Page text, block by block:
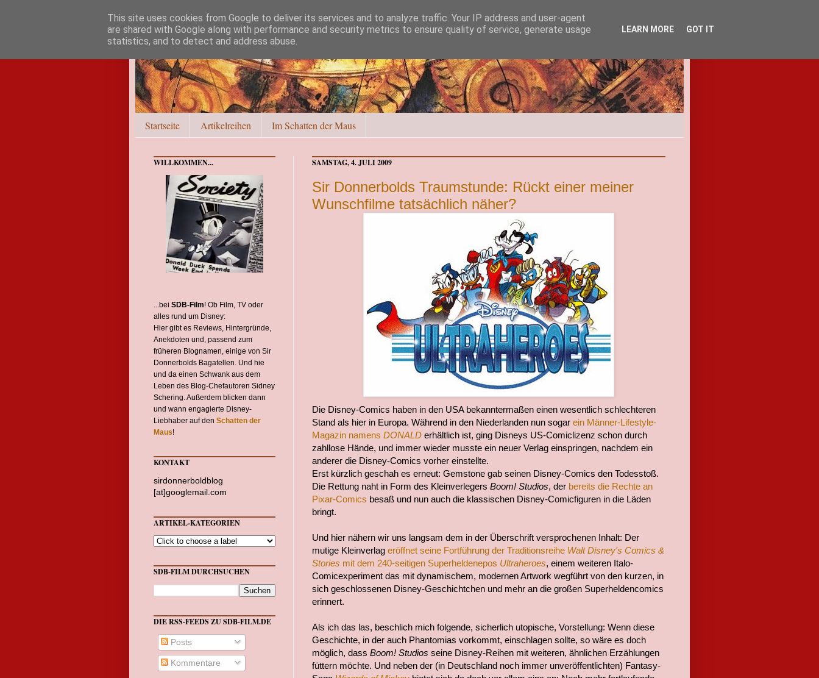
Startseite Artikelreihen Im Schatten der Maus
SAMSTAG, 4. JULI 2009
Sir Donnerbolds Traumstunde: Rückt einer meiner
Wunschfilme tatsächlich näher?
Die Disney-Comics haben in den USA bekanntermaßen einen wesentlich schlechteren
Stand als hier in Europa. Während in den Niederlanden nun sogar ein Männer-Lifestyle-
Magazin namens DONALD erhältlich ist, ging Disneys US-Comiclizenz schon durch
zahllose Hände, und immer wieder musste ein neuer Verlag einspringen, nachdem ein
anderer die Disney-Comics vorher einstellte.
Erst kürzlich geschah es erneut: Gemstone gab seinen Disney-Comics den Todesstoß.
Die Rettung naht in Form des Kleinverlegers Boom! Studios, der bereits die Rechte an
Pixar-Comics besaß und nun auch die klassischen Disney-Comicfiguren in die Läden
bringt.
Und hier nähern wir uns langsam dem in der Überschrift versprochenen Inhalt: Der
mutige Kleinverlag eröffnet seine Fortführung der Traditionsreihe Walt Disney's Comics &
Stories mit dem 240-seitigen Superheldenepos Ultraheroes, einem weiteren Italo-
Comicexperiment das mit dynamischem, modernen Artwork wegführt von den kurzen, in
sich geschlossenen Disney-Geschichtchen und mehr an die großen Superheldencomics
erinnert.
Als ich das las, beschlich mich folgende, sicherlich utopische, Vorstellung: Wenn diese
Geschichte, in der auch Phantomias vorkommt, einschlagen sollte, so wäre es doch
möglich, dass Boom! Studios seine Disney-Reihen mit weiteren, ähnlichen Erzählungen
füttern möchte. Und neben der (in Deutschland noch immer unveröffentlichten) Fantasy-
WILLKOMMEN...
...bei SDB-Film! Ob Film, TV oder
alles rund um Disney:
Hier gibt es Reviews, Hintergründe,
Anekdoten und, passend zum
früheren Blognamen, einige von Sir
Donnerbolds Bagatellen. Und hie
und da einen Schwank aus dem
Leben des Blog-Chefautoren Sidney
Schering. Außerdem blicken dann
und wann engagierte Disney-
Liebhaber auf den Schatten der
Maus!
KONTAKT
sirdonnerboldblog
[at]googlemail.com
ARTIKEL-KATEGORIEN
SDB-FILM DURCHSUCHEN
DIE RSS-FEEDS ZU SDB-FILM.DE
Posts
Kommentare
This site uses cookies from Google to deliver its services and to analyze traffic. Your IP address and user-agent
are shared with Google along with performance and security metrics to ensure quality of service, generate usage
statistics, and to detect and address abuse.
LEARN MORE GOT IT